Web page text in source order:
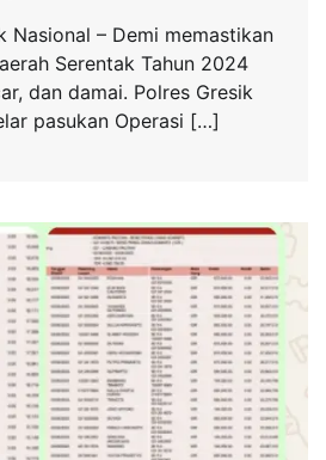
Nasional – Demi memastikan
Serentak Tahun 2024
dan damai. Polres Gresik
pasukan Operasi […]